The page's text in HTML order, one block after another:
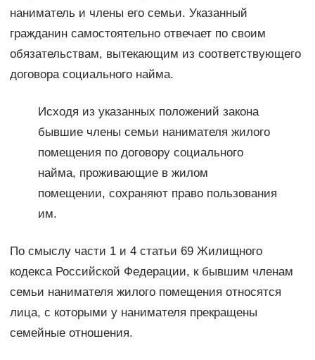
наниматель и члены его семьи. Указанный
гражданин самостоятельно отвечает по своим
обязательствам, вытекающим из соответствующего
договора социального найма.
Исходя из указанных положений закона
бывшие члены семьи нанимателя жилого
помещения по договору социального
найма, проживающие в жилом
помещении, сохраняют право пользования
им.
По смыслу части 1 и 4 статьи 69 Жилищного
кодекса Российской Федерации, к бывшим членам
семьи нанимателя жилого помещения относятся
лица, с которыми у нанимателя прекращены
семейные отношения.